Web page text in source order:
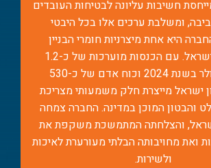
חשיבות עליונה לבטיחות העובדים
ומשלבת ערכים אלו בכל היבטי
היא אחת מיצרניות חומרי הבניין
המובילות בישראל. עם הכנסות מוערכות של כ-1.2
מיליארד דולר בשנת 2024 וכוח אדם של כ-530
ישראל מייצרת חלק משמעותי מצריכת
והבטון המוכן במדינה. החברה צמחה
והצלחתה המתמשכת משקפת את
ואת מחויבותה הבלתי מעורערת לאיכות
ולשירות.